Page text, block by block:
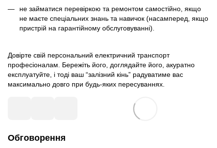
не займатися перевіркою та ремонтом самостійно, якщо
не маєте спеціальних знань та навичок (насамперед, якщо
пристрій на гарантійному обслуговуванні).
Довірте свій персональний електричний транспорт
професіоналам. Бережіть його, доглядайте його, акуратно
експлуатуйте, і тоді ваш “залізний кінь” радуватиме вас
максимально довго при будь-яких пересуваннях.
Обговорення